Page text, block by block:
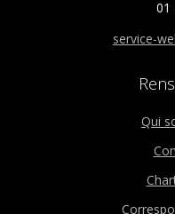
01
service-
Qui